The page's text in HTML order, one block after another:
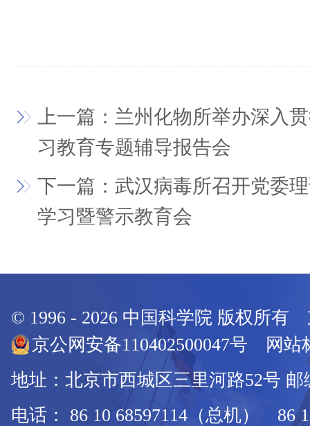
上一篇：兰州化物所举办深入
习教育专题辅导报告会
下一篇：武汉病毒所召开党委
学习暨警示教育会
© 1996 - 2026 中国科学院 版权所有
京公网安备110402500047号 网站
地址：北京市西城区三里河路52号 邮
电话： 86 10 68597114（总机） 86